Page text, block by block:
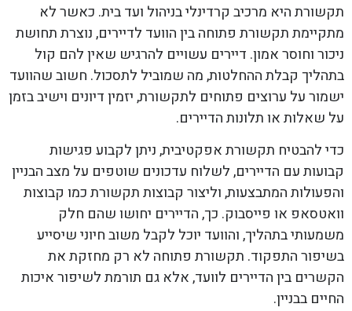
תקשורת היא מרכיב קרדינלי בניהול ועד בית. כאשר לא
מתקיימת תקשורת פתוחה בין הוועד לדיירים, נוצרת תחושת
ניכור וחוסר אמון. דיירים עשויים להרגיש שאין להם קול
בתהליך קבלת ההחלטות, מה שמוביל לתסכול. חשוב שהוועד
ישמור על ערוצים פתוחים לתקשורת, יזמין דיונים וישיב בזמן
על שאלות או תלונות הדיירים.
כדי להבטיח תקשורת אפקטיבית, ניתן לקבוע פגישות
קבועות עם הדיירים, לשלוח עדכונים שוטפים על מצב הבניין
והפעולות המתבצעות, וליצור קבוצות תקשורת כמו קבוצות
וואטסאפ או פייסבוק. כך, הדיירים יחושו שהם חלק
משמעותי בתהליך, והוועד יוכל לקבל משוב חיוני שיסייע
בשיפור התפקוד. תקשורת פתוחה לא רק מחזקת את
הקשרים בין הדיירים לוועד, אלא גם תורמת לשיפור איכות
החיים בבניין.